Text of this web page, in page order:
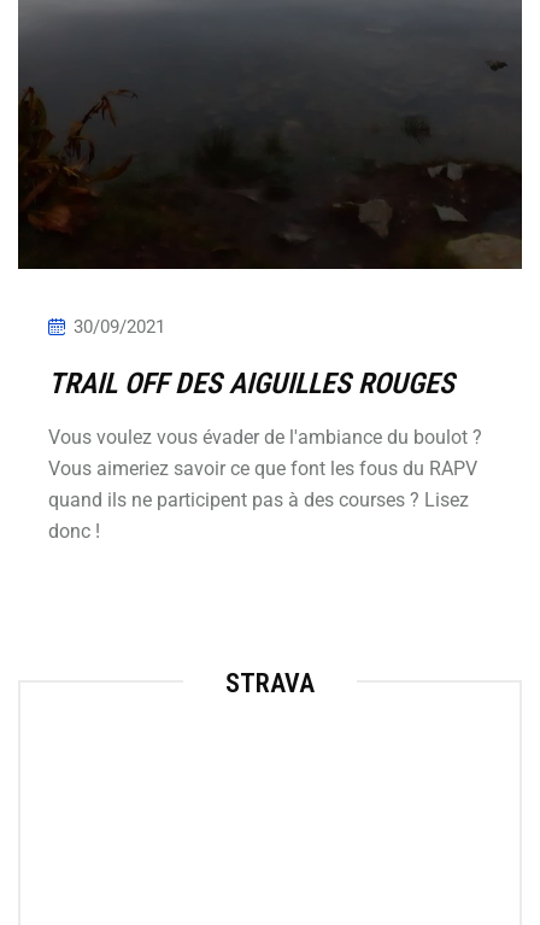
30/09/2021
TRAIL OFF DES AIGUILLES ROUGES
Vous voulez vous évader de l'ambiance du boulot ?
Vous aimeriez savoir ce que font les fous du RAPV
quand ils ne participent pas à des courses ? Lisez
donc !
STRAVA